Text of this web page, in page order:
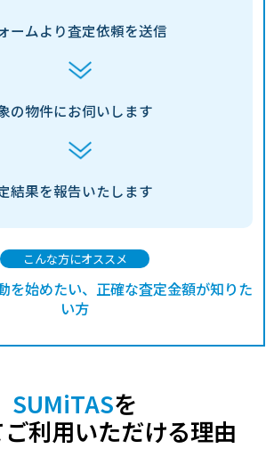
ームより査定依頼を送信
の物件にお伺いします
結果を報告いたします
こんな方にオススメ
を始めたい、正確な査定金額が知りた
い方
SUMiTASを
利用いただける理由